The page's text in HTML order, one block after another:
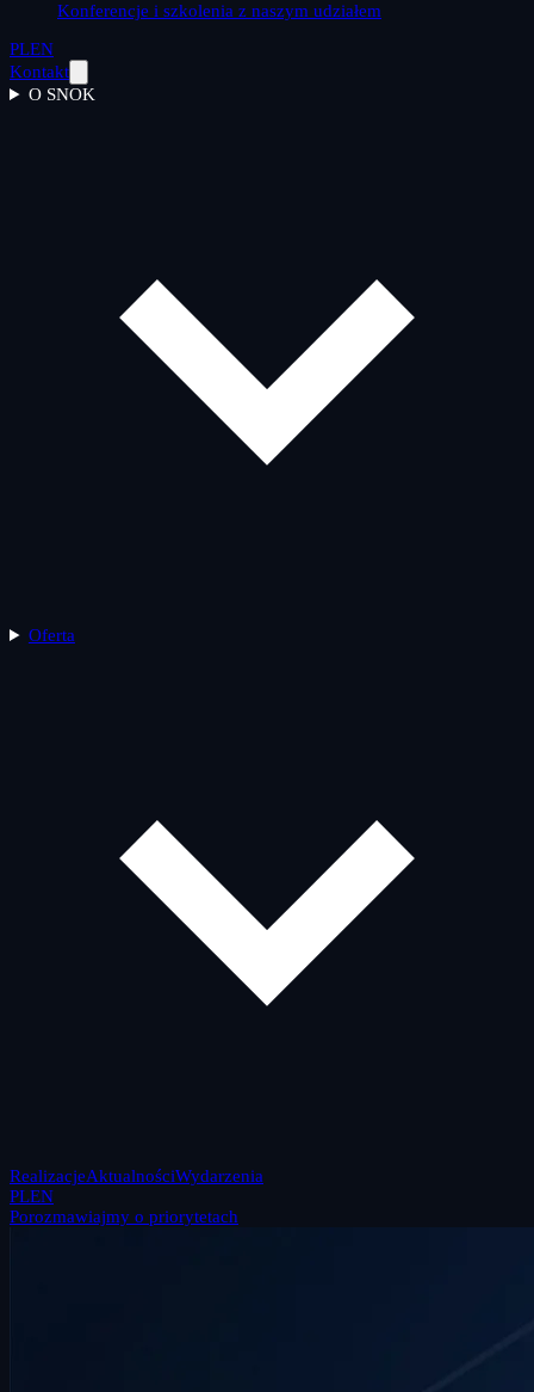
Konferencje i szkolenia z naszym udziałem
PLEN
Kontakt
O SNOK
Oferta
RealizacjeAktualnościWydarzenia
PLEN
Porozmawiajmy o priorytetach